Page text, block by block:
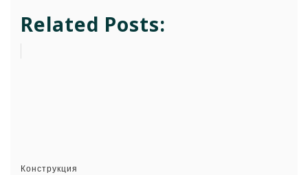
Related Posts:
Конструкция